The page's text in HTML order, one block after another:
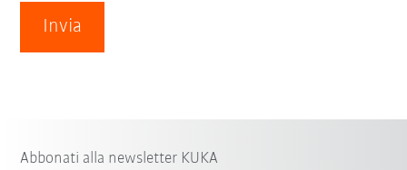
Invia
Abbonati alla newsletter KUKA